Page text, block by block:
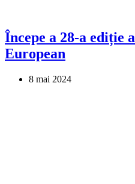
Începe a 28-a ediție
European
8 mai 2024